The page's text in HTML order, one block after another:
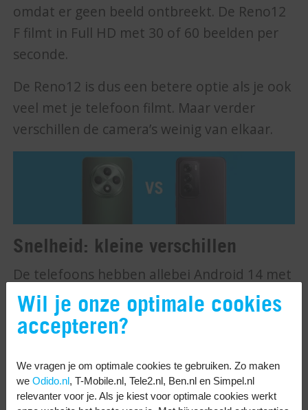
omdat er geen beeld ontbreekt. De Reno12
F filmt in Full HD met 30 of 60 beelden per
seconde.
De Reno12 is dus een betere optie als je ook
veel met je telefoon filmt. Maar verder
verschillen de camera’s weinig van elkaar.
Snelheid: kleine verschillen
De telefoons hebben allebei Android 14 met
het speciale ColorOS 14. Dat is OPPO’s
speciale versie van Android. Zo heb je meer
personalisatiemogelijkheden om je telefoon
écht uniek te maken.
Qua prestaties zien we kleine verschillen. De
Wil je onze optimale cookies
accepteren?
We vragen je om optimale cookies te gebruiken. Zo maken
we Odido.nl, T-Mobile.nl, Tele2.nl, Ben.nl en Simpel.nl
relevanter voor je. Als je kiest voor optimale cookies werkt